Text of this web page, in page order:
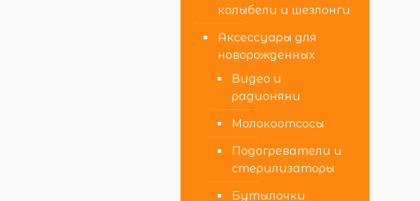
колыбели и шезлонги
Аксессуары для
новорожденных
Видео и
радионяни
Молокоотсосы
Подогреватели и
стерилизаторы
Бутылочки